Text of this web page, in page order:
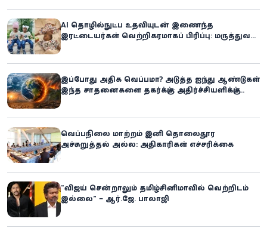
AI தொழில்நுட்ப உதவியுடன் இணைந்த
இரட்டையர்கள் வெற்றிகரமாகப் பிரிப்பு: மருத்துவ
இப்போது அதிக வெப்பமா? அடுத்த ஐந்து ஆண்டுகள்
இந்த சாதனைகளை தகர்க்கும்: அதிர்ச்சியளிக்கும்
வெப்பநிலை மாற்றம் இனி தொலைதூர
அச்சுறுத்தல் அல்ல: அதிகாரிகள் எச்சரிக்கை
“விஜய் சென்றாலும் தமிழ்சினிமாவில் வெற்றிடம்
இல்லை” – ஆர்.ஜே. பாலாஜி